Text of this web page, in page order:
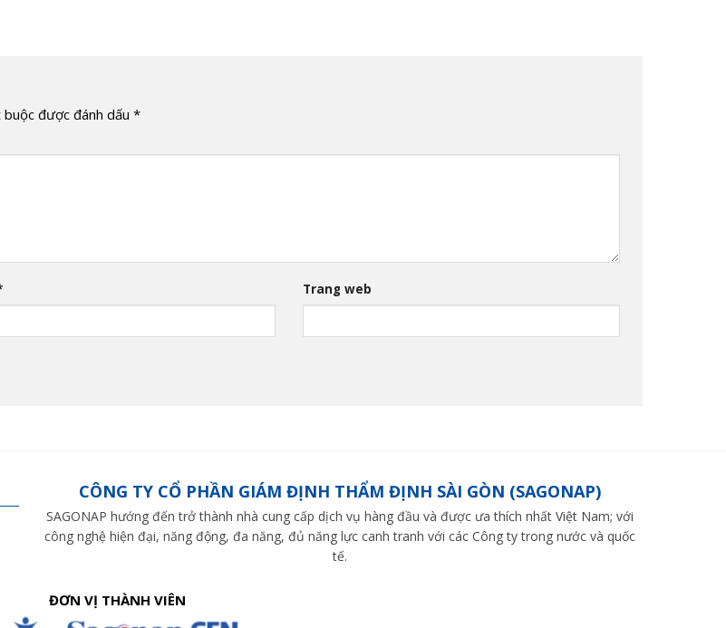
được đánh dấu *
Trang web
CÔNG TY CỔ PHẦN GIÁM ĐỊNH THẨM ĐỊNH SÀI GÒN (SAGONAP)
SAGONAP hướng đến trở thành nhà cung cấp dịch vụ hàng đầu và được ưa thích nhất Việt Nam; với
công nghệ hiện đại, năng động, đa năng, đủ năng lực canh tranh với các Công ty trong nước và quốc
tế.
ĐƠN VỊ THÀNH VIÊN